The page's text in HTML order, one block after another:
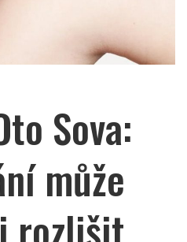
Sova:
může
rozlišit